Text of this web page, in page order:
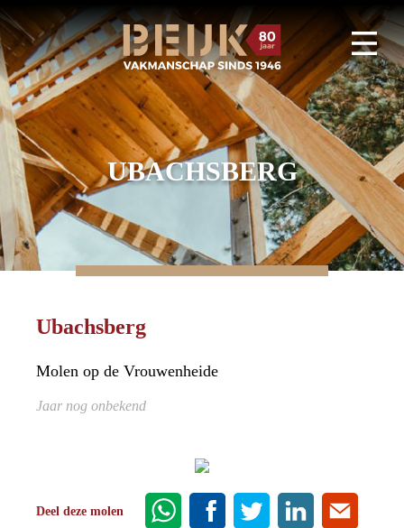
UBACHSBERG
Ubachsberg
Molen op de Vrouwenheide
Jaar nog onbekend
Deel deze molen